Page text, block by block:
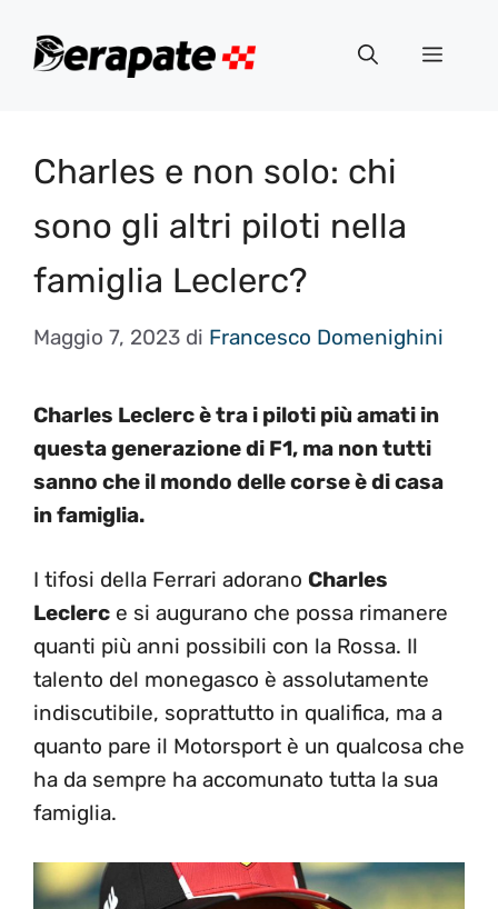
Menu
Charles e non solo: chi
sono gli altri piloti nella
famiglia Leclerc?
Maggio 7, 2023 di Francesco Domenighini
Charles Leclerc è tra i piloti più amati in
questa generazione di F1, ma non tutti
sanno che il mondo delle corse è di casa
in famiglia.
I tifosi della Ferrari adorano Charles
Leclerc e si augurano che possa rimanere
quanti più anni possibili con la Rossa. Il
talento del monegasco è assolutamente
indiscutibile, soprattutto in qualifica, ma a
quanto pare il Motorsport è un qualcosa che
ha da sempre ha accomunato tutta la sua
famiglia.